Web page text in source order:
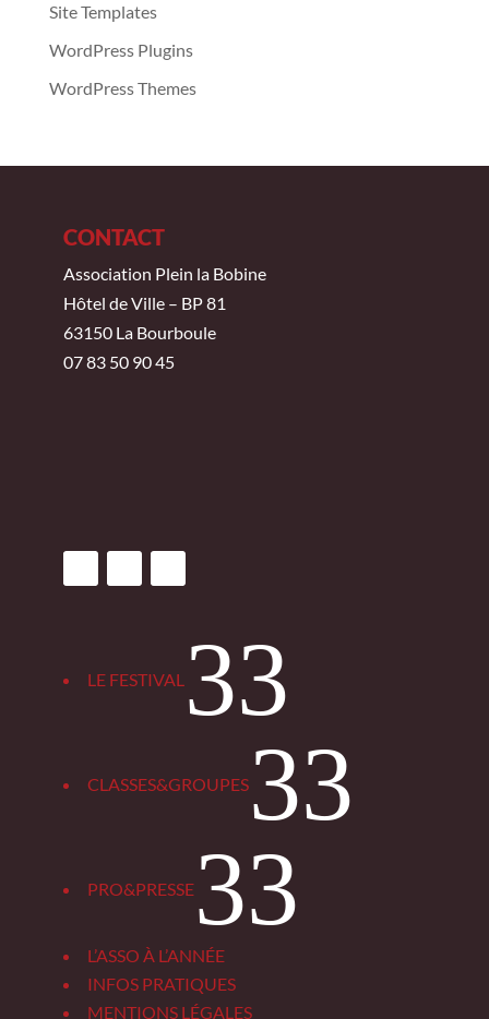
Site Templates
WordPress Plugins
WordPress Themes
CONTACT
Association Plein la Bobine
Hôtel de Ville – BP 81
63150 La Bourboule
07 83 50 90 45
LE FESTIVAL 3
CLASSES&GROUPES 3
PRO&PRESSE 3
L’ASSO À L’ANNÉE
INFOS PRATIQUES
MENTIONS LÉGALES